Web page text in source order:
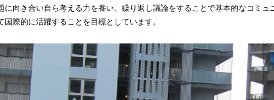
に向き合い自ら考える力を養い、繰り返し議論をすることで基本的なコミュ
国際的に活躍することを目標としています。